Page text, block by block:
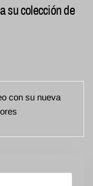
su colección de
con su nueva